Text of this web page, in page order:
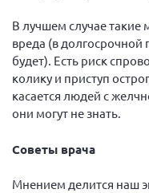
В лучшем случае такие
вреда (в долгосрочной
будет). Есть риск
колику и приступ
касается людей с
они могут не знать.
Советы врача
Мнением делится наш